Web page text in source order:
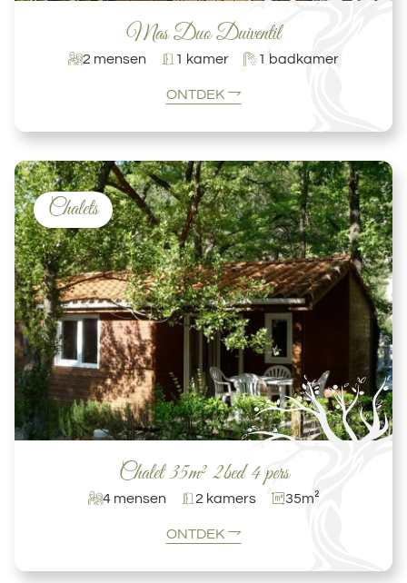
Mas Duo Duiventil
2 mensen 1 kamer 1 badkamer
ONTDEK
Chalets
Chalet 35m² 2bed 4 pers
4 mensen 2 kamers 35m²
ONTDEK